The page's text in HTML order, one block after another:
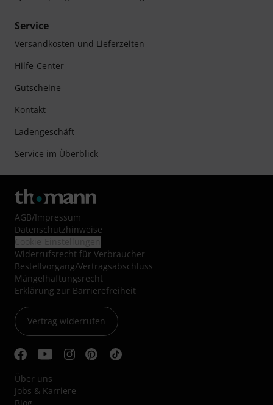
Service
Versandkosten und Lieferzeiten
Hilfe-Center
Gutscheine
Kontakt
Ladengeschäft
Service im Überblick
AGB/Impressum
Datenschutzhinweise
Widerrufsrecht für Verbraucher
Bestellvorgang/Vertragsabschluss
Mängelhaftungsrecht
Erklärung zur Barrierefreiheit
Vertrag widerrufen
Über uns
Jobs & Karriere